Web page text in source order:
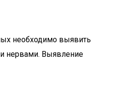
необходимо выявить
нервами. Выявление